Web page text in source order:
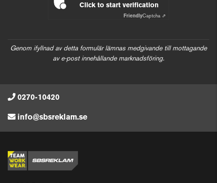
Click to start verification
FriendlyCaptcha ⇗
Genom ifyllnad av detta formulär lämnas medgivande till mottagande
av e-post innehållande marknadsföring.
0270-10420
info@sbsreklam.se